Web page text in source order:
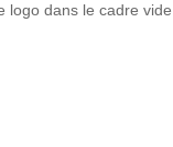
logo dans le cadre vide